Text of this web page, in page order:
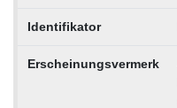
Identifikator
Erscheinungsvermerk